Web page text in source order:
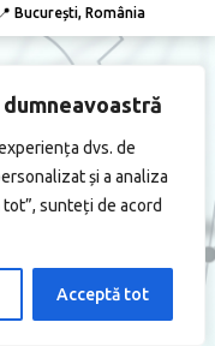
dvs. de
și a analiza
sunteți de acord
Acceptă tot
București, România